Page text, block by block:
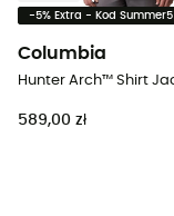
-5% Extra - Kod Summer5
Columbia
589,00 zł